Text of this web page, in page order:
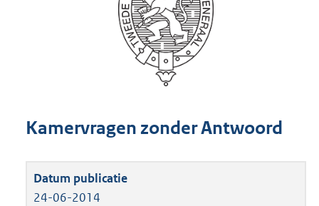
Kamervragen zonder Antwoord
24-06-2014